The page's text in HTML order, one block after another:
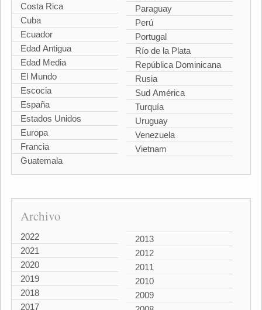
Costa Rica
Cuba
Ecuador
Edad Antigua
Edad Media
El Mundo
Escocia
España
Estados Unidos
Europa
Francia
Guatemala
Paraguay
Perú
Portugal
Río de la Plata
República Dominicana
Rusia
Sud América
Turquía
Uruguay
Venezuela
Vietnam
Archivo
2022
2021
2020
2019
2018
2017
2013
2012
2011
2010
2009